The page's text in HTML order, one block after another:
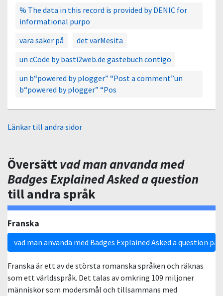
% The data in this record is provided by DENIC for
informational purpo
vara säker på
det varMesita
un cCode by basti2web.de gästebuch contigo
un b“powered by plogger” “Post a comment”un
b“powered by plogger” “Pos
Länkar till andra sidor
Översättvad man anvanda med
Badges Explained Asked a question
till andra språk
Franska
vad man anvanda med Badges Explained Asked a question på
Franska är ett av de största romanska språken och räknas
som ett världsspråk. Det talas av omkring 109 miljoner
människor som modersmål och tillsammans med